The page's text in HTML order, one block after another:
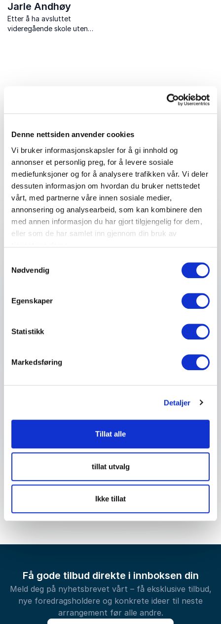
Denne nettsiden anvender cookies
Vi bruker informasjonskapsler for å gi innhold og
annonser et personlig preg, for å levere sosiale
mediefunksjoner og for å analysere trafikken vår. Vi deler
dessuten informasjon om hvordan du bruker nettstedet
vårt, med partnerne våre innen sosiale medier,
annonsering og analysearbeid, som kan kombinere den
med annen informasjon du har gjort tilgjengelig for dem,
eller som de har samlet inn gjennom din bruk av
Nødvendig
Egenskaper
Statistikk
Markedsføring
Detaljer
Tillat alle
tillat utvalg
Ikke tillat
Jarle Andhøy
Etter å ha avsluttet
videregående skole uten
rådgivning for et vellykket
arrangement
Fyll ut kontaktskjemaet – vi tar kontakt med deg
veldig raskt!
Ditt navn*
Send forespørsel
Få gode tilbud direkte i innboksen din
Meld deg på nyhetsbrevet vårt – få eksklusive tilbud,
nye foredragsholdere og konkrete ideer til neste
arrangement før alle andre.